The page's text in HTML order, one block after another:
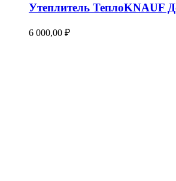
Утеплитель ТеплоKNAUF
6 000,00 ₽